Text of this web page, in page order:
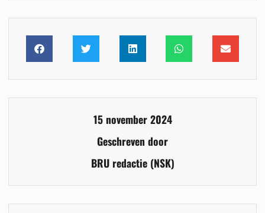
15 november 2024
Geschreven door
BRU redactie (NSK)